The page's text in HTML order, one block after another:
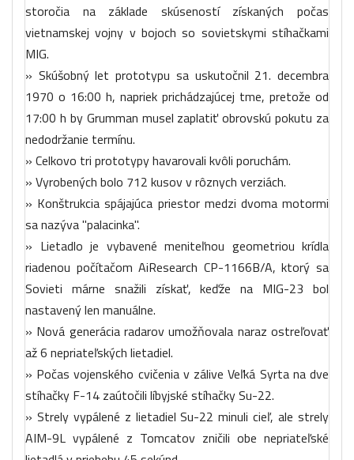
storočia na základe skúseností získaných počas
vietnamskej vojny v bojoch so sovietskymi stíhačkami
MIG.
» Skúšobný let prototypu sa uskutočnil 21. decembra
1970 o 16:00 h, napriek prichádzajúcej tme, pretože od
17:00 h by Grumman musel zaplatiť obrovskú pokutu za
nedodržanie termínu.
» Celkovo tri prototypy havarovali kvôli poruchám.
» Vyrobených bolo 712 kusov v rôznych verziách.
» Konštrukcia spájajúca priestor medzi dvoma motormi
sa nazýva "palacinka".
» Lietadlo je vybavené meniteľnou geometriou krídla
riadenou počítačom AiResearch CP-1166B/A, ktorý sa
Sovieti márne snažili získať, keďže na MIG-23 bol
nastavený len manuálne.
» Nová generácia radarov umožňovala naraz ostreľovať
až 6 nepriateľských lietadiel.
» Počas vojenského cvičenia v zálive Veľká Syrta na dve
stíhačky F-14 zaútočili líbyjské stíhačky Su-22.
» Strely vypálené z lietadiel Su-22 minuli cieľ, ale strely
AIM-9L vypálené z Tomcatov zničili obe nepriateľské